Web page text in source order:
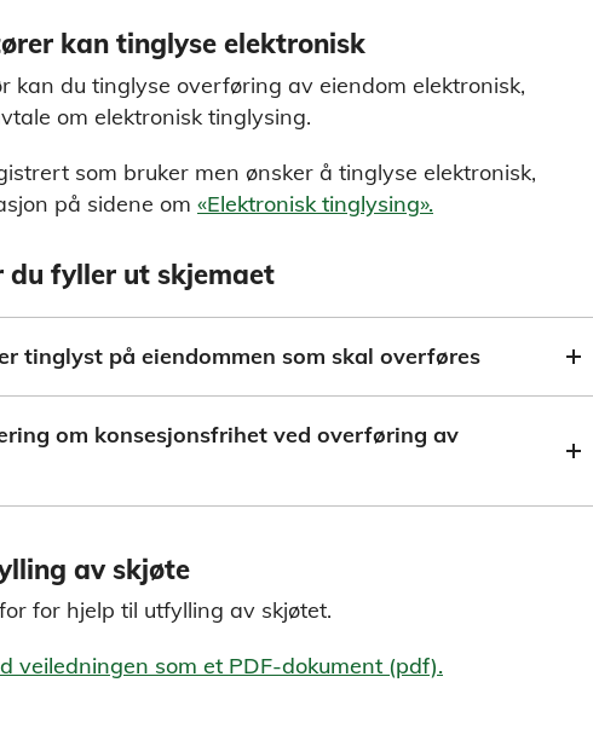
kan tinglyse elektronisk
kan du tinglyse overføring av eiendom elektronisk,
om elektronisk tinglysing.
som bruker men ønsker å tinglyse elektronisk,
på sidene om «Elektronisk tinglysing».
fyller ut skjemaet
tinglyst på eiendommen som skal overføres
om konsesjonsfrihet ved overføring av
av skjøte
for hjelp til utfylling av skjøtet.
veiledningen som et PDF-dokument (pdf).